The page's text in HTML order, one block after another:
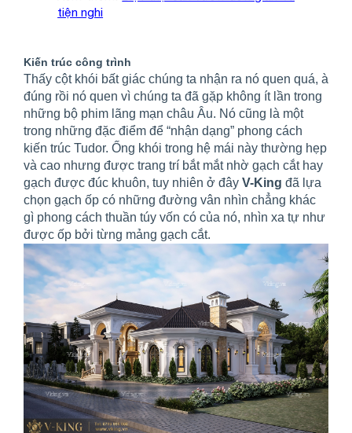
tiện nghi
Kiến trúc công trình
Thấy cột khói bất giác chúng ta nhận ra nó quen quá, à
đúng rồi nó quen vì chúng ta đã gặp không ít lần trong
những bộ phim lãng mạn châu Âu. Nó cũng là một
trong những đặc điểm để “nhận dạng” phong cách
kiến trúc Tudor. Ống khói trong hệ mái này thường hẹp
và cao nhưng được trang trí bắt mắt nhờ gạch cắt hay
gạch được đúc khuôn, tuy nhiên ở đây V-King đã lựa
chọn gạch ốp có những đường vân nhìn chẳng khác
gì phong cách thuần túy vốn có của nó, nhìn xa tự như
được ốp bởi từng mảng gạch cắt.